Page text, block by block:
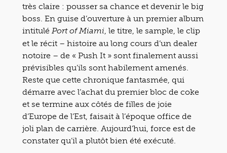
très claire : pousser sa chance et devenir le big
boss. En guise d’ouverture à un premier album
intitulé Port of Miami, le titre, le sample, le clip
et le récit – histoire au long cours d’un dealer
notoire – de « Push It » sont finalement aussi
prévisibles qu’ils sont habilement amenés.
Reste que cette chronique fantasmée, qui
démarre avec l’achat du premier bloc de coke
et se termine aux côtés de filles de joie
d’Europe de l’Est, faisait à l’époque office de
joli plan de carrière. Aujourd’hui, force est de
constater qu’il a plutôt bien été exécuté.